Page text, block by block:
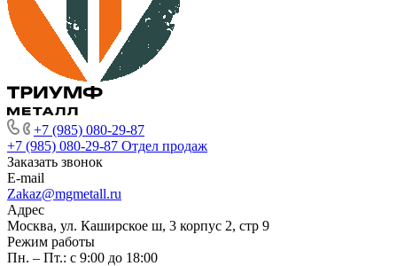
+7 (985) 080-29-87
+7 (985) 080-29-87 Отдел продаж
Заказать звонок
E-mail
Zakaz@mgmetall.ru
Адрес
Москва, ул. Каширское ш, 3 корпус 2, стр 9
Режим работы
Пн. – Пт.: с 9:00 до 18:00